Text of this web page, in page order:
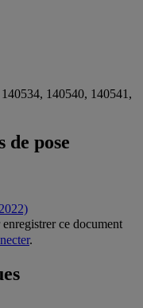
140540, 140541,
de pose
enregistrer ce document
.